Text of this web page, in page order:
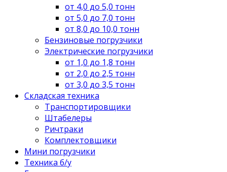
от 4,0 до 5,0 тонн
от 5,0 до 7,0 тонн
от 8,0 до 10,0 тонн
Бензиновые погрузчики
Электрические погрузчики
от 1,0 до 1,8 тонн
от 2,0 до 2,5 тонн
от 3,0 до 3,5 тонн
Складская техника
Транспортировщики
Штабелеры
Ричтраки
Комплектовщики
Мини погрузчики
Техника б/у